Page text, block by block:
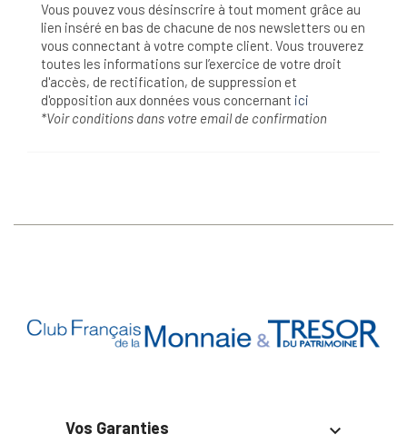
Vous pouvez vous désinscrire à tout moment grâce au
lien inséré en bas de chacune de nos newsletters ou en
vous connectant à votre compte client. Vous trouverez
toutes les informations sur l’exercice de votre droit
d'accès, de rectification, de suppression et
d'opposition aux données vous concernant ici
*Voir conditions dans votre email de confirmation
Vos Garanties 